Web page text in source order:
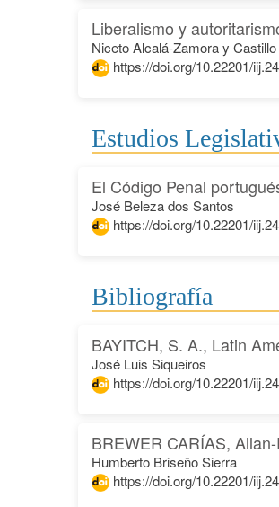
Liberalismo y
Niceto Alcalá-Zamora y Castillo
https://doi.org/10.22201/
Estudios
El Código Penal
José Beleza dos Santos
https://doi.org/10.22201/
Bibliografía
BAYITCH, S. A., Latin
José Luis Siqueiros
https://doi.org/10.22201/
BREWER CARÍAS,
Humberto Briseño Sierra
https://doi.org/10.22201/